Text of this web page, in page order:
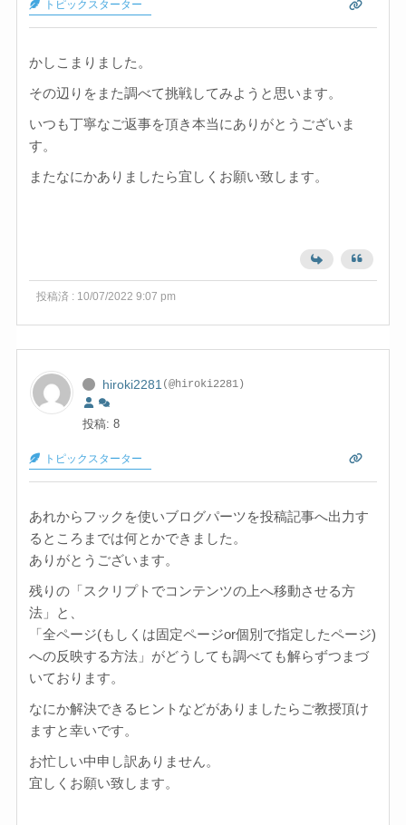
トピックスターター
かしこまりました。
その辺りをまた調べて挑戦してみようと思います。
いつも丁寧なご返事を頂き本当にありがとうございま
す。
またなにかありましたら宜しくお願い致します。
投稿済 : 10/07/2022 9:07 pm
hiroki2281 (@hiroki2281)
投稿: 8
トピックスターター
あれからフックを使いブログパーツを投稿記事へ出力す
るところまでは何とかできました。
ありがとうございます。
残りの「スクリプトでコンテンツの上へ移動させる方
法」と、
「全ページ(もしくは固定ページor個別で指定したページ)
への反映する方法」がどうしても調べても解らずつまづ
いております。
なにか解決できるヒントなどがありましたらご教授頂け
ますと幸いです。
お忙しい中申し訳ありません。
宜しくお願い致します。